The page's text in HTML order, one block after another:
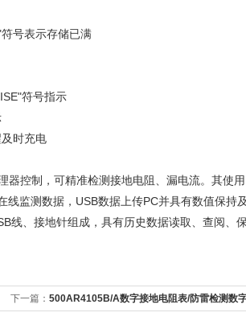
符号表示存储已满
符号指示
及时充电
器控制，可精准检测接地电阻、漏电流。其使
监测数据，USB数据上传PC并具有数值保持
线、接地针组成，具有历史数据读取、查阅、
下一篇： 500AR4105B/A数字接地电阻表/防雷检测数